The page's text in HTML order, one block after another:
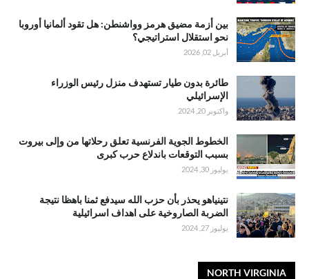
بين أزمة مضيق هرمز وواشنطن: هل تقود ألمانيا أوروبا
نحو استقلال استراتيجي؟
أبريل 02, 2026
طائرة بدون طيار تستهدف منزل رئيس الوزراء
الإسرائيلي
واكتوبر 20, 2024
الخطوط الجوية الفرنسية تعلق رحلاتها من وإلى بيروت
بسبب التوقعات باندلاع حرب كبرى
يوليوز 30, 2024
نتينياهو يحذر بأن حزب الله سيدفع ثمنا باهظا نتيجة
الضربة الصاروخية على اهداف اسرائيلية
يوليوز 27, 2024
NORTH VIRGINIA